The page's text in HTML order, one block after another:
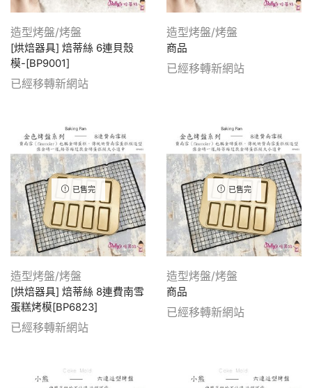
造型烤盤/烤盤
[烘焙器具] 焙蒂絲 6連貝殼
模-[BP9001]
已經移轉新網站
造型烤盤/烤盤
商品
已經移轉新網站
已售完
造型烤盤/烤盤
[烘焙器具] 焙蒂絲 8連費南雪
蛋糕烤模[BP6823]
已經移轉新網站
已售完
造型烤盤/烤盤
商品
已經移轉新網站